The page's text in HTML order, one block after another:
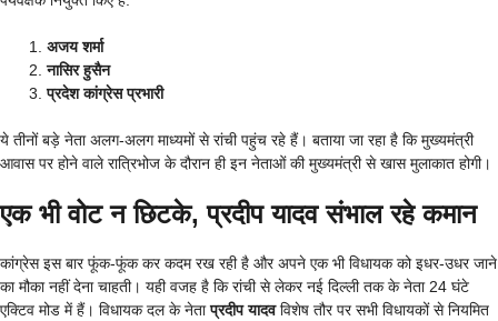
अजय शर्मा
नासिर हुसैन
प्रदेश कांग्रेस प्रभारी
ये तीनों बड़े नेता अलग-अलग माध्यमों से रांची पहुंच रहे हैं। बताया जा रहा है कि मुख्यमंत्री
आवास पर होने वाले रात्रिभोज के दौरान ही इन नेताओं की मुख्यमंत्री से खास मुलाकात होगी।
एक भी वोट न छिटके, प्रदीप यादव संभाल रहे कमान
कांग्रेस इस बार फूंक-फूंक कर कदम रख रही है और अपने एक भी विधायक को इधर-उधर जाने
का मौका नहीं देना चाहती। यही वजह है कि रांची से लेकर नई दिल्ली तक के नेता 24 घंटे
एक्टिव मोड में हैं। विधायक दल के नेताप्रदीप यादवविशेष तौर पर सभी विधायकों से नियमित